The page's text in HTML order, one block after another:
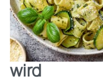
Wenn
wird